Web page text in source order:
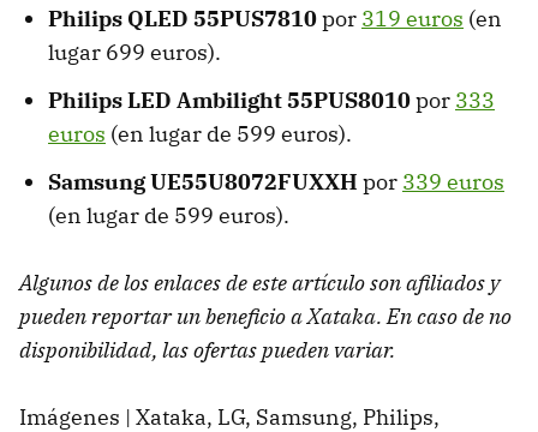
Philips QLED 55PUS7810por 319 euros (en
lugar 699 euros).
Philips LED Ambilight 55PUS8010por 333
euros (en lugar de 599 euros).
Samsung UE55U8072FUXXH por 339 euros
(en lugar de 599 euros).
Algunos de los enlaces de este artículo son afiliados y
pueden reportar un beneficio a Xataka. En caso de no
disponibilidad, las ofertas pueden variar.
Imágenes | Xataka, LG, Samsung, Philips,